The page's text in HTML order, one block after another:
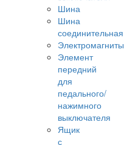
Шина
Шина
соединительная
Электромагниты
Элемент
передний
для
педального/
нажимного
выключателя
Ящик
с